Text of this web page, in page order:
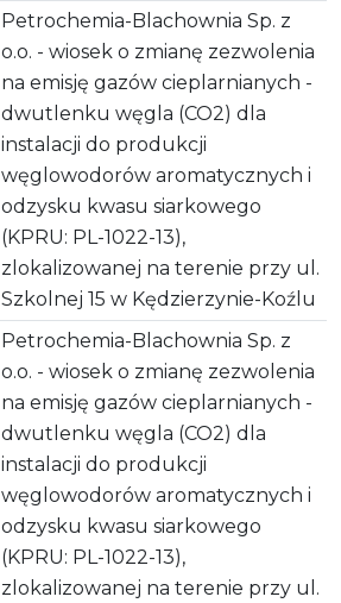
Petrochemia-Blachownia Sp. z
o.o. - wiosek o zmianę zezwolenia
na emisję gazów cieplarnianych -
dwutlenku węgla (CO2) dla
instalacji do produkcji
węglowodorów aromatycznych i
odzysku kwasu siarkowego
(KPRU: PL-1022-13),
zlokalizowanej na terenie przy ul.
Szkolnej 15 w Kędzierzynie-Koźlu
Petrochemia-Blachownia Sp. z
o.o. - wiosek o zmianę zezwolenia
na emisję gazów cieplarnianych -
dwutlenku węgla (CO2) dla
instalacji do produkcji
węglowodorów aromatycznych i
odzysku kwasu siarkowego
(KPRU: PL-1022-13),
zlokalizowanej na terenie przy ul.